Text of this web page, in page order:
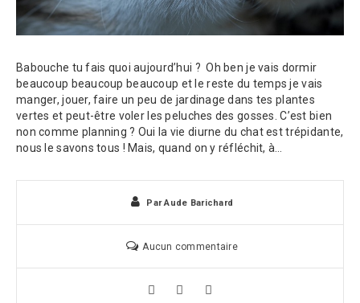
Babouche tu fais quoi aujourd’hui ? Oh ben je vais dormir
beaucoup beaucoup beaucoup et le reste du temps je vais
manger, jouer, faire un peu de jardinage dans tes plantes
vertes et peut-être voler les peluches des gosses. C’est bien
non comme planning ? Oui la vie diurne du chat est trépidante,
nous le savons tous ! Mais, quand on y réfléchit, à…
ParAude Barichard
Aucun commentaire